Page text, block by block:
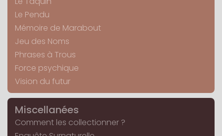
Le Pendu
Mémoire de Marabout
Jeu des Noms
Phrases à Trous
Force psychique
Vision du futur
Miscellanées
Comment les collectionner ?